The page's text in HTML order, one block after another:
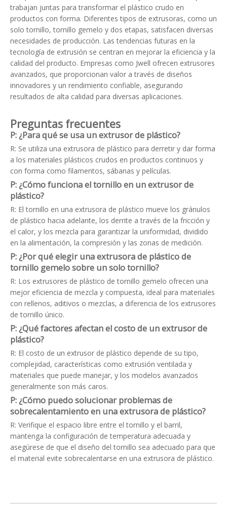
trabajan juntas para transformar el plástico crudo en
productos con forma. Diferentes tipos de extrusoras, como un
solo tornillo, tornillo gemelo y dos etapas, satisfacen diversas
necesidades de producción. Las tendencias futuras en la
tecnología de extrusión se centran en mejorar la eficiencia y la
calidad del producto. Empresas como Jwell ofrecen extrusores
avanzados, que proporcionan valor a través de diseños
innovadores y un rendimiento confiable, asegurando
resultados de alta calidad para diversas aplicaciones.
Preguntas frecuentes
P: ¿Para qué se usa un extrusor de plástico?
R: Se utiliza una extrusora de plástico para derretir y dar forma
a los materiales plásticos crudos en productos continuos y
con forma como filamentos, sábanas y películas.
P: ¿Cómo funciona el tornillo en un extrusor de
plástico?
R: El tornillo en una extrusora de plástico mueve los gránulos
de plástico hacia adelante, los derrite a través de la fricción y
el calor, y los mezcla para garantizar la uniformidad, dividido
en la alimentación, la compresión y las zonas de medición.
P: ¿Por qué elegir una extrusora de plástico de
tornillo gemelo sobre un solo tornillo?
R: Los extrusores de plástico de tornillo gemelo ofrecen una
mejor eficiencia de mezcla y compuesta, ideal para materiales
con rellenos, aditivos o mezclas, a diferencia de los extrusores
de tornillo único.
P: ¿Qué factores afectan el costo de un extrusor de
plástico?
R: El costo de un extrusor de plástico depende de su tipo,
complejidad, características como extrusión ventilada y
materiales que puede manejar, y los modelos avanzados
generalmente son más caros.
P: ¿Cómo puedo solucionar problemas de
sobrecalentamiento en una extrusora de plástico?
R: Verifique el espacio libre entre el tornillo y el barril,
mantenga la configuración de temperatura adecuada y
asegúrese de que el diseño del tornillo sea adecuado para que
el material evite sobrecalentarse en una extrusora de plástico.